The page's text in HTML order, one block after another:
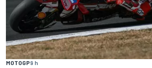
MOTOGP9 h